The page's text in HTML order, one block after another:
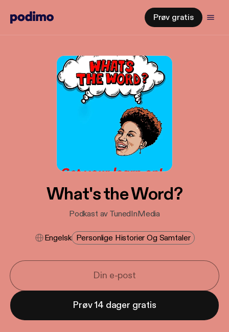
Prøv gratis
What's the Word?
Podkast av TunedInMedia
Engelsk Personlige Historier Og Samtaler
Prøv 14 dager gratis